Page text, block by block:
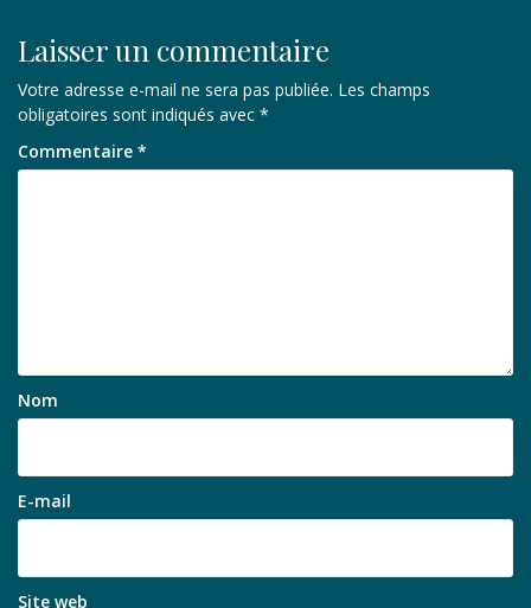
Laisser un commentaire
Votre adresse e-mail ne sera pas publiée. Les champs
obligatoires sont indiqués avec *
Commentaire *
Nom
E-mail
Site web